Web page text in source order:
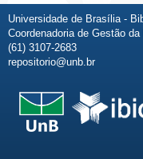
Universidade de Brasília -
Coordenadoria de Gestão
(61) 3107-2683
repositorio@unb.br